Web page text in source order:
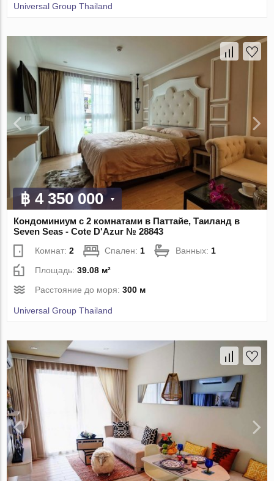
Universal Group Thailand
฿ 4 350 000
Кондоминиум с 2 комнатами в Паттайе, Таиланд в
Seven Seas - Cote D'Azur № 28843
Комнат:2 Спален: 1 Ванных: 1
Площадь:39.08 м²
Расстояние до моря:300 м
Universal Group Thailand